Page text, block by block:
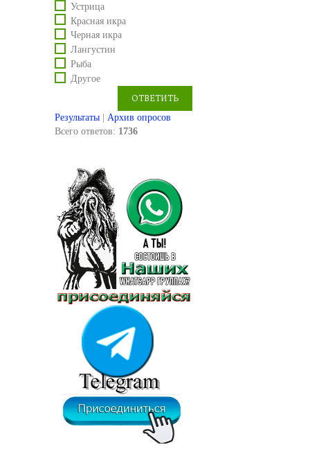
Устрица
Красная икра
Черная икра
Лангустин
Рыба
Другое
Результаты | Архив опросов
Всего ответов: 1736